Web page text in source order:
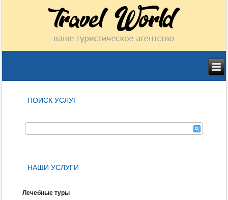
ПОИСК УСЛУГ
НАШИ УСЛУГИ
Лечебные туры